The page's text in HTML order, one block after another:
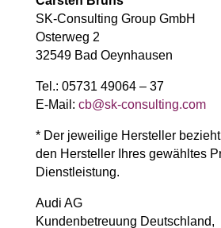
SK-Consulting Group GmbH
Osterweg 2
32549 Bad Oeynhausen
Tel.: 05731 49064 – 37
E-Mail: cb@sk-consulting.com
* Der jeweilige Hersteller
den Hersteller Ihres gewähltes
Dienstleistung.
Audi AG
Kundenbetreuung Deutschland,